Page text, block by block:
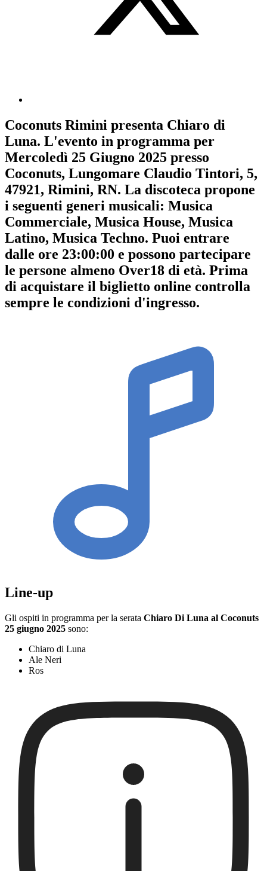
Coconuts Rimini presenta Chiaro di
Luna. L'evento in programma per
Mercoledì 25 Giugno 2025 presso
Coconuts, Lungomare Claudio Tintori, 5,
47921, Rimini, RN. La discoteca propone
i seguenti generi musicali: Musica
Commerciale, Musica House, Musica
Latino, Musica Techno. Puoi entrare
dalle ore 23:00:00 e possono partecipare
le persone almeno Over18 di età. Prima
di acquistare il biglietto online controlla
sempre le condizioni d'ingresso.
Line-up
Gli ospiti in programma per la serata Chiaro Di Luna al Coconuts
25 giugno 2025 sono:
Chiaro di Luna
Ale Neri
Ros